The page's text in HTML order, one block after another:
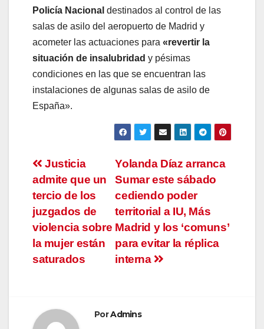
Policía Nacional destinados al control de las
salas de asilo del aeropuerto de Madrid y
acometer las actuaciones para «revertir la
situación de insalubridad y pésimas
condiciones en las que se encuentran las
instalaciones de algunas salas de asilo de
España».
Navegación
de
entradas
Yolanda Díaz arranca
Sumar este sábado
cediendo poder
territorial a IU, Más
Madrid y los ‘comuns’
para evitar la réplica
interna
Justicia
admite que un
tercio de los
juzgados de
violencia sobre
la mujer están
saturados
PorAdmins